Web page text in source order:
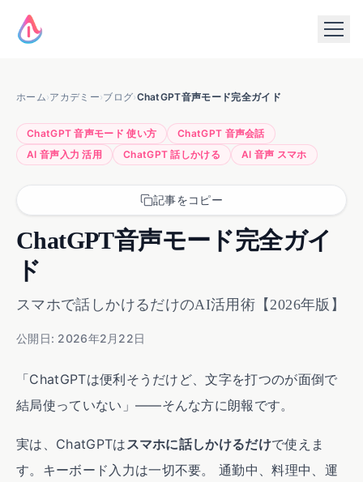
ホーム›アカデミー›ブログ›ChatGPT音声モード完全ガイド
ChatGPT 音声モード 使い方
ChatGPT 音声会話
AI 音声入力 活用
ChatGPT 話しかける AI 音声 スマホ
記事をコピー
ChatGPT音声モード完全ガイ
ド
スマホで話しかけるだけのAI活用術【2026年版】
公開日: 2026年2月22日
「ChatGPTは便利そうだけど、文字を打つのが面倒で
結局使っていない」——そんな方に朗報です。
実は、ChatGPTはスマホに話しかけるだけで使えま
す。キーボード入力は一切不要。 通勤中、料理中、運